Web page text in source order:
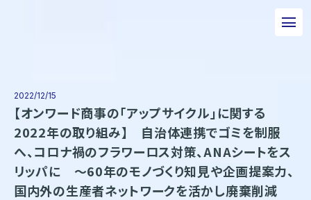
事業について
エピソード
実績紹介
トピックス
2022/12/15
【オンワード商事の「アップサイクル」に関する
2022年の取り組み】 自治体連携でゴミを制服
へ、コロナ禍のフラワーロス対策、ANAシートをス
リッパに 〜60年のモノづくり知見や企画提案力、
国内外の生産者ネットワークを活かし廃棄削減